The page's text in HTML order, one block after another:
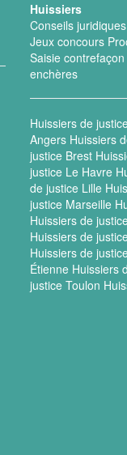
Huissiers
Conseils juridiques
Jeux concours
Saisie contrefaçon
enchères
Huissiers de
Angers Huissiers
justice Brest
justice Le Havre
de justice Lille
justice Marseille
Huissiers de
Huissiers de
Huissiers de
Étienne Huissiers
justice Toulon